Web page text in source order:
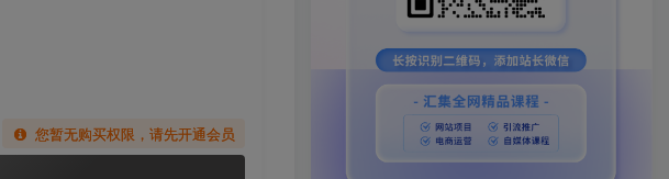
您暂无购买权限，请先开通会员